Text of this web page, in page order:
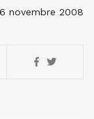
novembre 2008